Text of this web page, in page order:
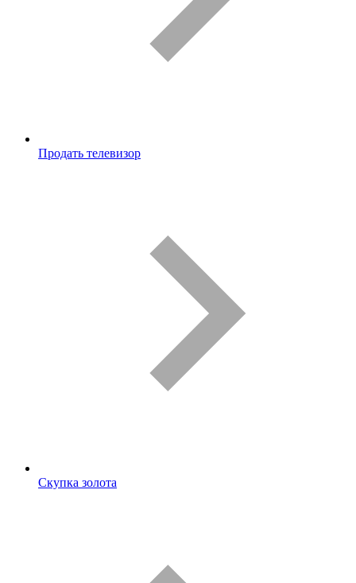
Продать телевизор
Скупка золота